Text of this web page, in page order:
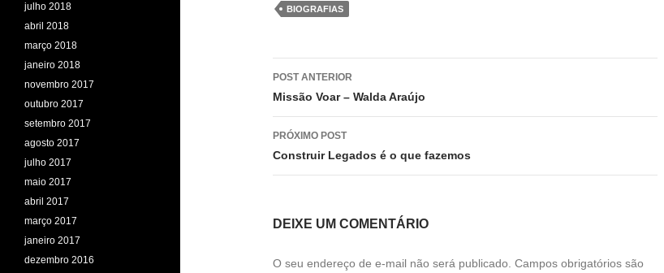
BIOGRAFIAS
Navegação
de
posts
POST ANTERIOR
Missão Voar – Walda Araújo
PRÓXIMO POST
Construir Legados é o que fazemos
DEIXE UM COMENTÁRIO
O seu endereço de e-mail não será publicado. Campos obrigatórios são
julho 2018
abril 2018
março 2018
janeiro 2018
novembro 2017
outubro 2017
setembro 2017
agosto 2017
julho 2017
maio 2017
abril 2017
março 2017
janeiro 2017
dezembro 2016